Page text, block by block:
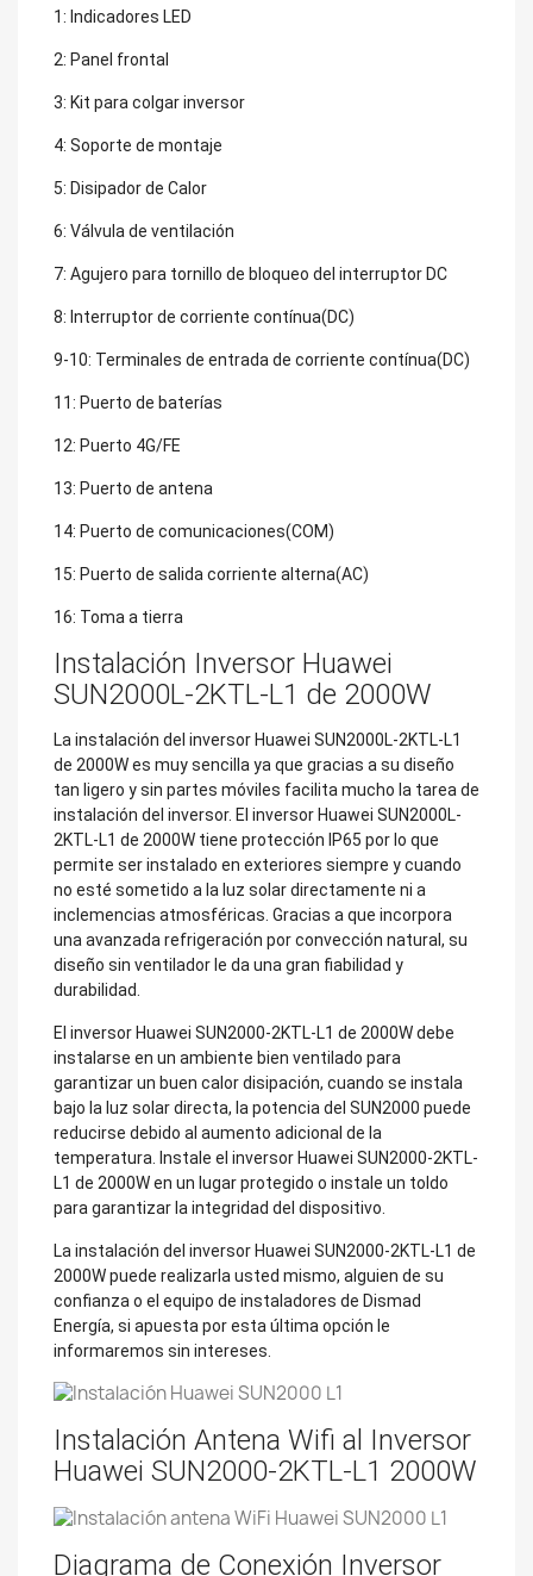
1: Indicadores LED
2: Panel frontal
3: Kit para colgar inversor
4: Soporte de montaje
5: Disipador de Calor
6: Válvula de ventilación
7: Agujero para tornillo de bloqueo del interruptor DC
8: Interruptor de corriente contínua(DC)
9-10: Terminales de entrada de corriente contínua(DC)
11: Puerto de baterías
12: Puerto 4G/FE
13: Puerto de antena
14: Puerto de comunicaciones(COM)
15: Puerto de salida corriente alterna(AC)
16: Toma a tierra
Instalación Inversor Huawei
SUN2000L-2KTL-L1 de 2000W
La instalación del inversor Huawei SUN2000L-2KTL-L1
de 2000W es muy sencilla ya que gracias a su diseño
tan ligero y sin partes móviles facilita mucho la tarea de
instalación del inversor. El inversor Huawei SUN2000L-
2KTL-L1 de 2000W tiene protección IP65 por lo que
permite ser instalado en exteriores siempre y cuando
no esté sometido a la luz solar directamente ni a
inclemencias atmosféricas. Gracias a que incorpora
una avanzada refrigeración por convección natural, su
diseño sin ventilador le da una gran fiabilidad y
durabilidad.
El inversor Huawei SUN2000-2KTL-L1 de 2000W debe
instalarse en un ambiente bien ventilado para
garantizar un buen calor disipación, cuando se instala
bajo la luz solar directa, la potencia del SUN2000 puede
reducirse debido al aumento adicional de la
temperatura. Instale el inversor Huawei SUN2000-2KTL-
L1 de 2000W en un lugar protegido o instale un toldo
para garantizar la integridad del dispositivo.
La instalación del inversor Huawei SUN2000-2KTL-L1 de
2000W puede realizarla usted mismo, alguien de su
confianza o el equipo de instaladores de Dismad
Energía, si apuesta por esta última opción le
informaremos sin intereses.
Instalación Antena Wifi al Inversor
Huawei SUN2000-2KTL-L1 2000W
Diagrama de Conexión Inversor